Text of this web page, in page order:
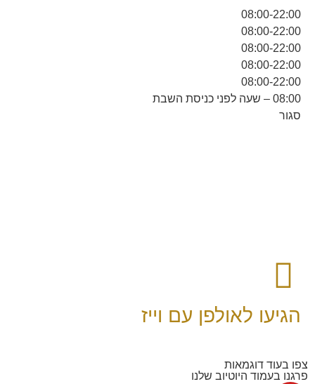
08:00-22:00
08:00-22:00
08:00-22:00
08:00-22:00
08:00-22:00
08:00 – שעה לפני כניסת השבת
סגור
הגיעו לאולפן עם וייז
צפו בעוד דוגמאות
פרגנו בעמוד היוטיוב שלנו